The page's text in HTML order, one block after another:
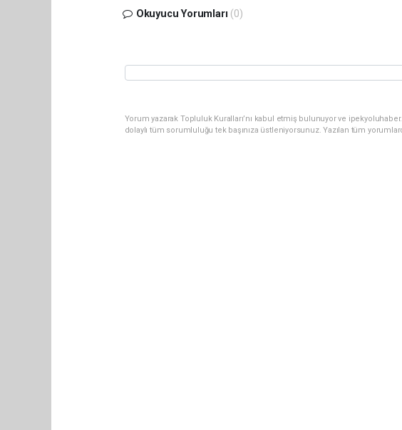
Okuyucu Yorumları (0)
Yorum yazarak Topluluk Kuralları’nı kabul etmiş bulunuyor ve
dolaylı tüm sorumluluğu tek başınıza üstleniyorsunuz. Yazılan tüm